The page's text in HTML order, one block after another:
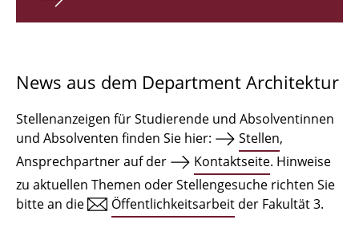
Qualifikationsprofil
Institute
Einrichtungen
Zeichensäle
News aus dem Department Architektur
Stellenanzeigen für Studierende und Absolventinnen
und Absolventen finden Sie hier:
Stellen,
Ansprechpartner auf der
Kontaktseite. Hinweise
zu aktuellen Themen oder Stellengesuche richten Sie
bitte an die
Öffentlichkeitsarbeit der Fakultät 3.